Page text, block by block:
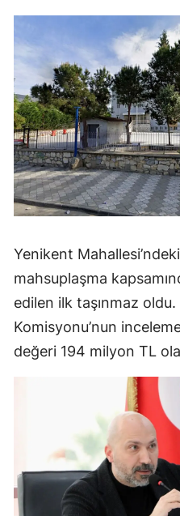
Yenikent
mahsuplaşma
edilen ilk taşınmaz
Komisyonu’nun
değeri 194 milyon TL